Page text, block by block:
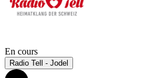
En cours
Radio Tell - Jodel